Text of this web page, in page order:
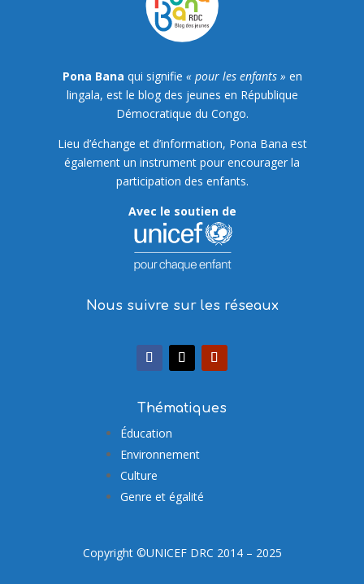
Pona Bana qui signifie « pour les enfants » en
lingala, est le blog des jeunes en République
Démocratique du Congo.
Lieu d’échange et d’information, Pona Bana est
également un instrument pour encourager la
participation des enfants.
Avec le soutien de
Nous suivre sur les réseaux
Thématiques
Éducation
Environnement
Culture
Genre et égalité
Copyright ©UNICEF DRC 2014 – 2025